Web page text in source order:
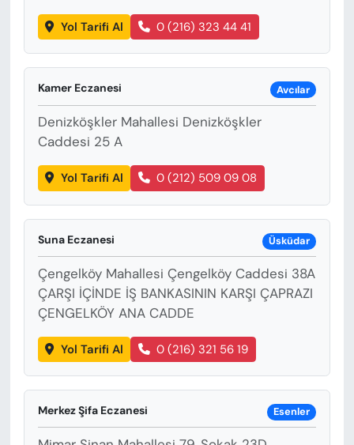
Yol Tarifi Al 0 (216) 323 44 41
Kamer Eczanesi Avcılar
Denizköşkler Mahallesi Denizköşkler
Caddesi 25 A
Yol Tarifi Al 0 (212) 509 09 08
Suna Eczanesi Üsküdar
Çengelköy Mahallesi Çengelköy Caddesi 38A
ÇARŞI İÇİNDE İŞ BANKASININ KARŞI ÇAPRAZI
ÇENGELKÖY ANA CADDE
Yol Tarifi Al 0 (216) 321 56 19
Merkez Şifa Eczanesi Esenler